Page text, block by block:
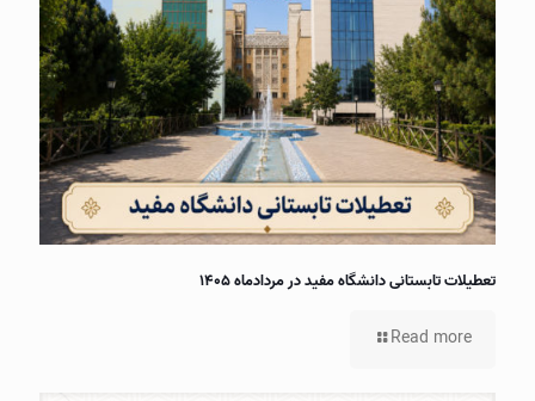
تعطیلات تابستانی دانشگاه مفید در مردادماه ۱۴۰۵
Read more